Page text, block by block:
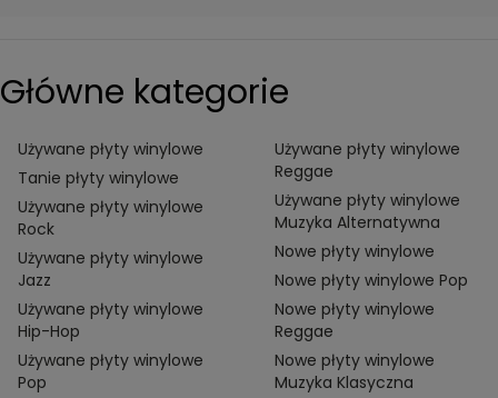
Główne kategorie
Używane płyty winylowe
Tanie płyty winylowe
Używane płyty winylowe
Rock
Używane płyty winylowe
Jazz
Używane płyty winylowe
Hip-Hop
Używane płyty winylowe
Pop
Używane płyty winylowe
Reggae
Używane płyty winylowe
Muzyka Alternatywna
Nowe płyty winylowe
Nowe płyty winylowe Pop
Nowe płyty winylowe
Reggae
Nowe płyty winylowe
Muzyka Klasyczna